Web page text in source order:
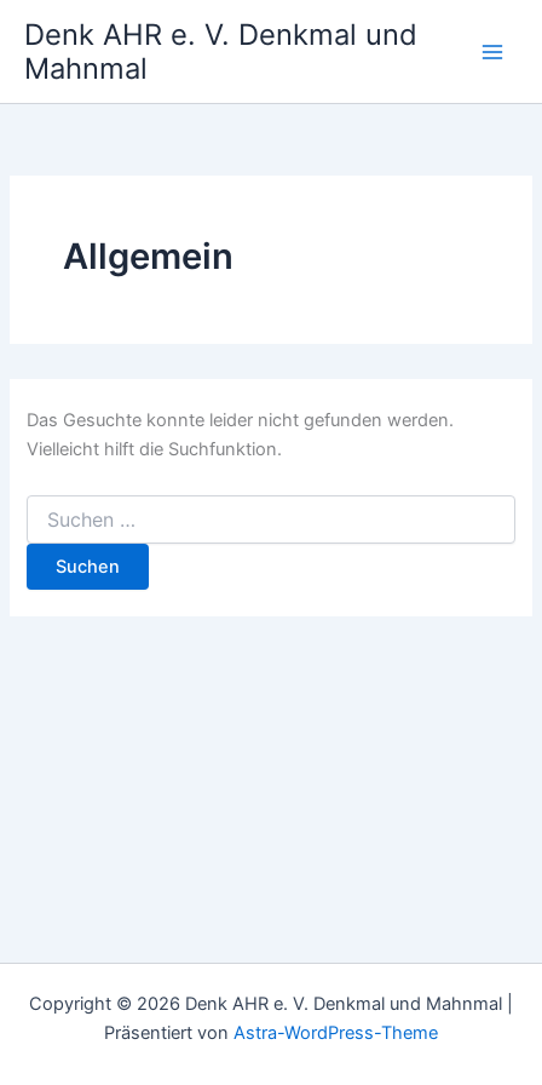
Inhalt
springen
Denk AHR e. V. Denkmal und
Mahnmal
Allgemein
Das Gesuchte konnte leider nicht gefunden werden.
Vielleicht hilft die Suchfunktion.
Suchen
nach:
Copyright © 2026 Denk AHR e. V. Denkmal und Mahnmal |
Präsentiert von Astra-WordPress-Theme